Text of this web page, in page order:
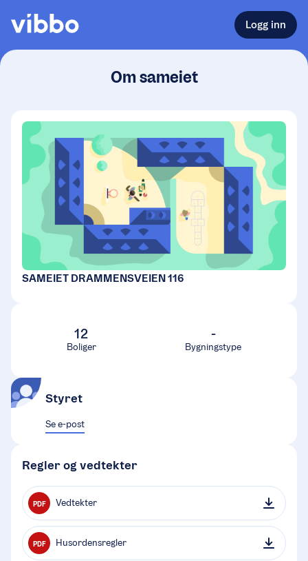
Logg inn
Om sameiet
SAMEIET DRAMMENSVEIEN 116
12
Boliger
-
Bygningstype
Styret
Se e-post
Regler og vedtekter
PDF Vedtekter
PDF Husordensregler